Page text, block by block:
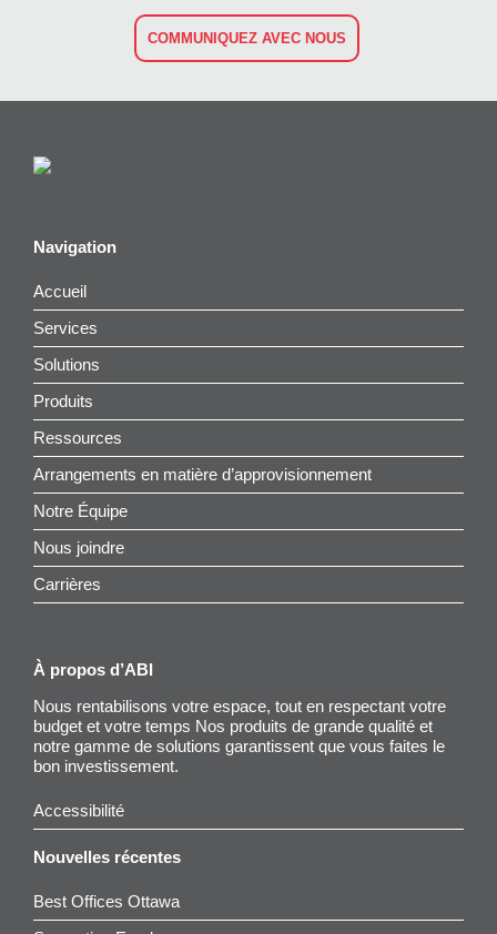
COMMUNIQUEZ AVEC NOUS
Navigation
Accueil
Services
Solutions
Produits
Ressources
Arrangements en matière d’approvisionnement
Notre Équipe
Nous joindre
Carrières
À propos d’ABI
Nous rentabilisons votre espace, tout en respectant votre
budget et votre temps Nos produits de grande qualité et
notre gamme de solutions garantissent que vous faites le
bon investissement.
Accessibilité
Nouvelles récentes
Best Offices Ottawa